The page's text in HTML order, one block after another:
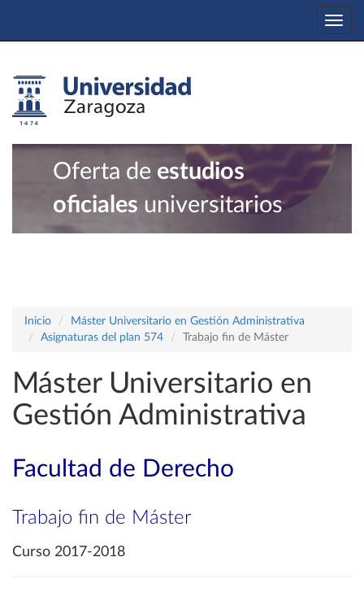
Oferta de estudios
oficiales universitarios
Inicio
Máster Universitario en Gestión Administrativa
Asignaturas del plan 574
Trabajo fin de Máster
Máster Universitario en
Gestión Administrativa
Facultad de Derecho
Trabajo fin de Máster
Curso 2017-2018